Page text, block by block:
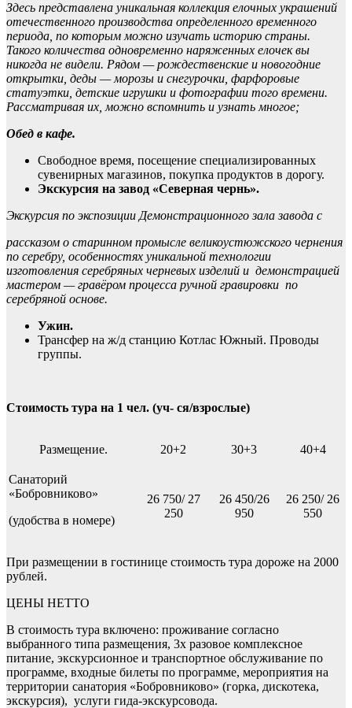
Здесь представлена уникальная коллекция елочных украшений
отечественного производства определенного временного
периода, по которым можно изучать историю страны.
Такого количества одновременно наряженных елочек вы
никогда не видели. Рядом — рождественские и новогодние
открытки, деды — морозы и снегурочки, фарфоровые
статуэтки, детские игрушки и фотографии того времени.
Рассматривая их, можно вспомнить и узнать многое;
Обед в кафе.
Свободное время, посещение специализированных
сувенирных магазинов, покупка продуктов в дорогу.
Экскурсия на завод «Северная чернь».
Экскурсия по экспозиции Демонстрационного зала завода с
рассказом о старинном промысле великоустюжского чернения
по серебру, особенностях уникальной технологии
изготовления серебряных черневых изделий и демонстрацией
мастером — гравёром процесса ручной гравировки по
серебряной основе.
Ужин.
Трансфер на ж/д станцию Котлас Южный. Проводы
группы.
Стоимость тура на 1 чел. (уч- ся/взрослые)
Размещение. 20+2 30+3 40+4
Санаторий
«Бобровниково»
(удобства в номере)
26 750/ 27
250
26 450/26
950
26 250/ 26
550
При размещении в гостинице стоимость тура дороже на 2000
рублей.
ЦЕНЫ НЕТТО
В стоимость тура включено: проживание согласно
выбранного типа размещения, 3х разовое комплексное
питание, экскурсионное и транспортное обслуживание по
программе, входные билеты по программе, мероприятия на
территории санатория «Бобровниково» (горка, дискотека,
экскурсия), услуги гида-экскурсовода.